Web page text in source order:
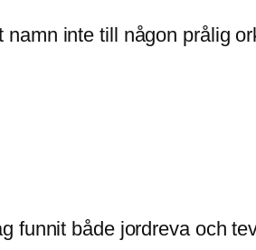
inte till någon prålig
funnit både jordreva och